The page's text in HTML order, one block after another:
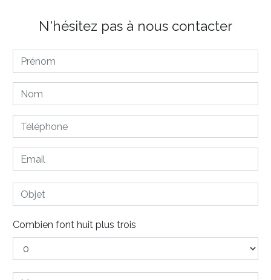
N'hésitez pas à nous contacter
Combien font huit plus trois